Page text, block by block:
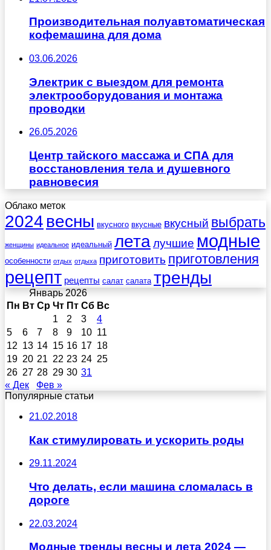
Производительная полуавтоматическая
кофемашина для дома
03.06.2026
Электрик с выездом для ремонта
электрооборудования и монтажа
проводки
26.05.2026
Центр тайского массажа и СПА для
восстановления тела и душевного
равновесия
Облако меток
2024 весны вкусного вкусные вкусный выбрать
женщины идеальное идеальный леталучшие модные
особенности отдых отдыха приготовить приготовления
рецепт рецепты салат салата тренды
Январь 2026
Пн Вт Ср Чт Пт Сб Вс
1
2 3
4
5
6 7 8 9 10 11
12 13 14 15 16 17 18
19 20 21 22 23 24 25
26 27 28 29 30 31
« Дек
Фев »
Популярные статьи
21.02.2018
Как стимулировать и ускорить роды
29.11.2024
Что делать, если машина сломалась в
дороге
22.03.2024
Модные тренды весны и лета 2024 —